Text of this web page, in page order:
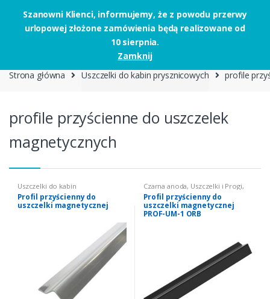
Skip to navigation
Skip to content
Strona główna Uszczelki do kabin prysznicowych profile
profile przyścienne do uszczelek
magnetycznych
Uszczelki do kabin
prysznicowych, profile
przyścienne do uszczelek
magnetycznych
Profil przyścienny do
uszczelki magnetycznej
Czarna anoda, Uszczelki i Progi,
Uszczelki do kabin
prysznicowych,profile
przyścienne do uszczelek
magnetycznych
Profil przyścienny do
uszczelki magnetycznej
PROF-UM-1 ORB
Szanowni Klienci, informujemy, że z powodu przerwy
urlopowej złożone zamówienia będą realizowane od
10 sierpnia.
Zamknij